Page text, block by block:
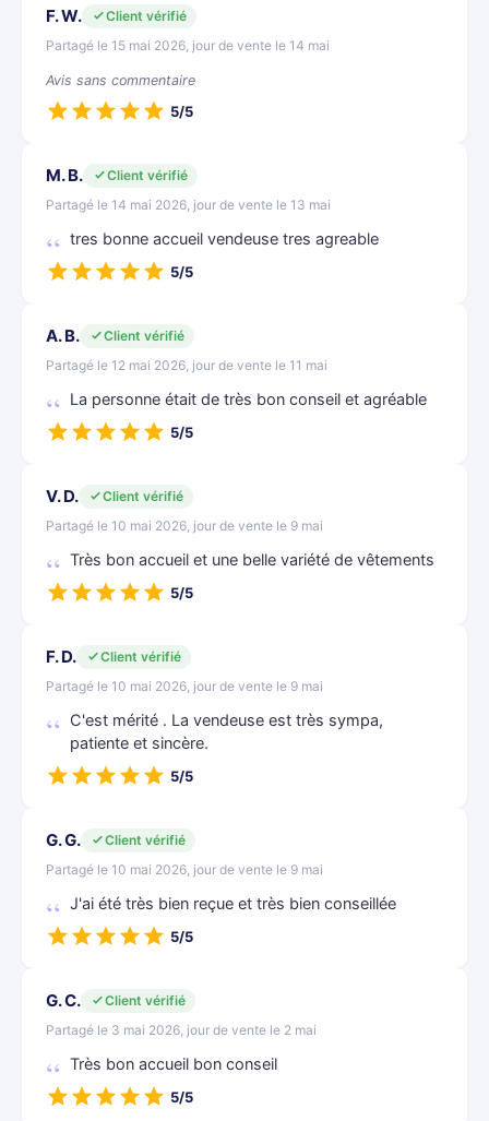
F. W.
Client vérifié
Partagé le 15 mai 2026, jour de vente le 14 mai
Avis sans commentaire
5/5
M. B.
Client vérifié
Partagé le 14 mai 2026, jour de vente le 13 mai
tres bonne accueil vendeuse tres agreable
5/5
A. B.
Client vérifié
Partagé le 12 mai 2026, jour de vente le 11 mai
La personne était de très bon conseil et agréable
5/5
V. D.
Client vérifié
Partagé le 10 mai 2026, jour de vente le 9 mai
Très bon accueil et une belle variété de vêtements
5/5
F. D.
Client vérifié
Partagé le 10 mai 2026, jour de vente le 9 mai
C'est mérité . La vendeuse est très sympa,
patiente et sincère.
5/5
G. G.
Client vérifié
Partagé le 10 mai 2026, jour de vente le 9 mai
J'ai été très bien reçue et très bien conseillée
5/5
G. C.
Client vérifié
Partagé le 3 mai 2026, jour de vente le 2 mai
Très bon accueil bon conseil
5/5